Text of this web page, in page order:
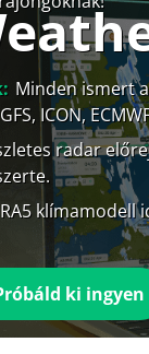
Minden ismert
ICON,
radar
klímamodell
ki ingyen